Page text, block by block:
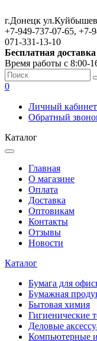
г.Донецк
+7-949-737-07-65, +7-
071-331-13-10
Бесплатная
Время работы с 8:00-
0
Личный кабинет
Обратный
Каталог
Главная
О магазине
Оплата
Доставка
Оптовикам
Контакты
Отзывы
Новости
Каталог
Бумага для
Бумажная
Бытовая химия
Гигиенические
Деловые
Компьютерные